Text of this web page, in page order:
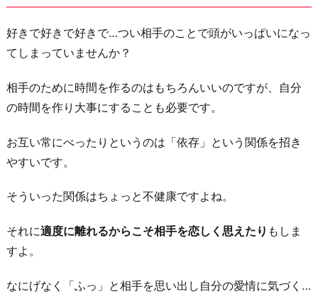
好きで好きで好きで…つい相手のことで頭がいっぱいになっ
てしまっていませんか？
相手のために時間を作るのはもちろんいいのですが、自分
の時間を作り大事にすることも必要です。
お互い常にべったりというのは「依存」という関係を招き
やすいです。
そういった関係はちょっと不健康ですよね。
それに適度に離れるからこそ相手を恋しく思えたり もしま
すよ。
なにげなく「ふっ」と相手を思い出し自分の愛情に気づく…